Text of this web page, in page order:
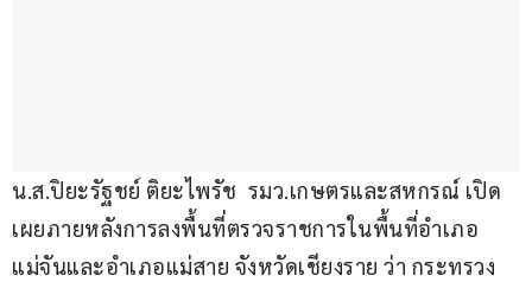
น.ส.ปิยะรัฐชย์ ติยะไพรัช  รมว.เกษตรและสหกรณ์ เปิด
เผยภายหลังการลงพื้นที่ตรวจราชการในพื้นที่อำเภอ
แม่จันและอำเภอแม่สาย จังหวัดเชียงราย ว่า กระทรวง